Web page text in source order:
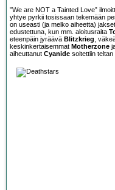
”We are NOT a Tainted Love”
yhtye pyrkii tosissaan tekemään
on useasti (ja melko aiheetta)
edustettuna, kun mm. aloitusraita
eteenpäin jyräävä Blitzkrieg,
keskinkertaisemmat Motherzone
aiheuttanut Cyanide soitettiin teltan